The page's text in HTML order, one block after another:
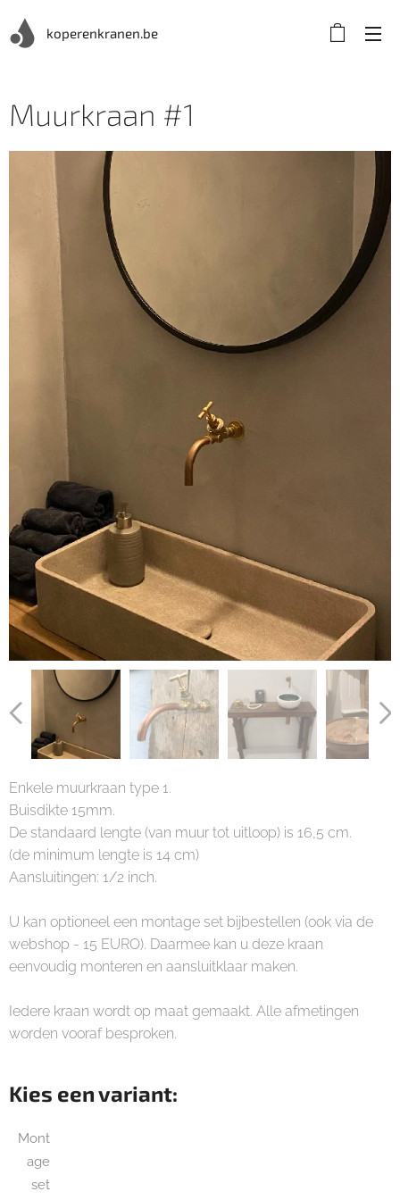
koperenkranen.be
Muurkraan #1
Enkele muurkraan type 1.
Buisdikte 15mm.
De standaard lengte (van muur tot uitloop) is 16,5 cm.
(de minimum lengte is 14 cm)
Aansluitingen: 1/2 inch.
U kan optioneel een montage set bijbestellen (ook via de
webshop - 15 EURO). Daarmee kan u deze kraan
eenvoudig monteren en aansluitklaar maken.
Iedere kraan wordt op maat gemaakt. Alle afmetingen
worden vooraf besproken.
Kies een variant:
Mont
age
set